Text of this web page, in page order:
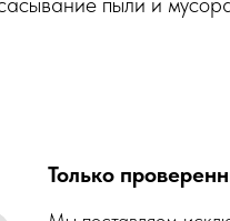
Только